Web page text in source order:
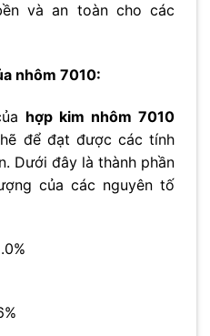
và an toàn cho các
nhôm 7010:
hợp kim nhôm 7010
để đạt được các tính
Dưới đây là thành phần
của các nguyên tố